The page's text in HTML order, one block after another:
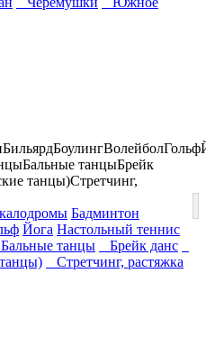
БильярдБоулингВолейболГольф
Бальные танцыБрейк
танцы)Стретчинг,
Бадминтон
Йога Настольный теннис
танцы
Брейк данс
Стретчинг, растяжка